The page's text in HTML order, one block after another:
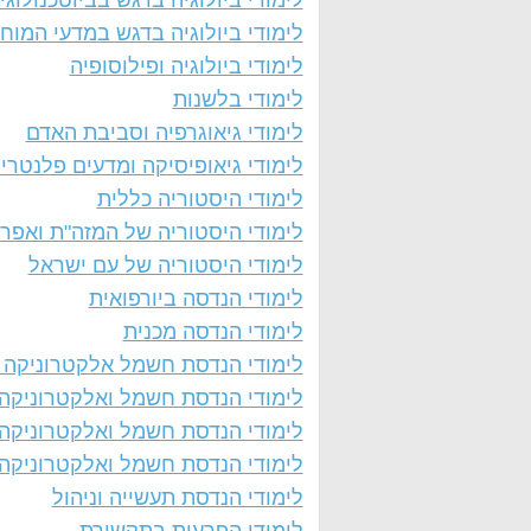
לימודי ביולוגיה בדגש במדעי המוח
לימודי ביולוגיה ופילוסופיה
לימודי בלשנות
לימודי גיאוגרפיה וסביבת האדם
לימודי גיאופיסיקה ומדעים
לימודי היסטוריה כללית
לימודי היסטוריה של המזה"ת
לימודי היסטוריה של עם ישראל
לימודי הנדסה ביורפואית
לימודי הנדסה מכנית
לימודי הנדסת חשמל אלקטרוניקה
לימודי הנדסת חשמל ואלקטרוניקה
לימודי הנדסת חשמל ואלקטרוניקה
לימודי הנדסת חשמל
לימודי הנדסת תעשייה וניהול